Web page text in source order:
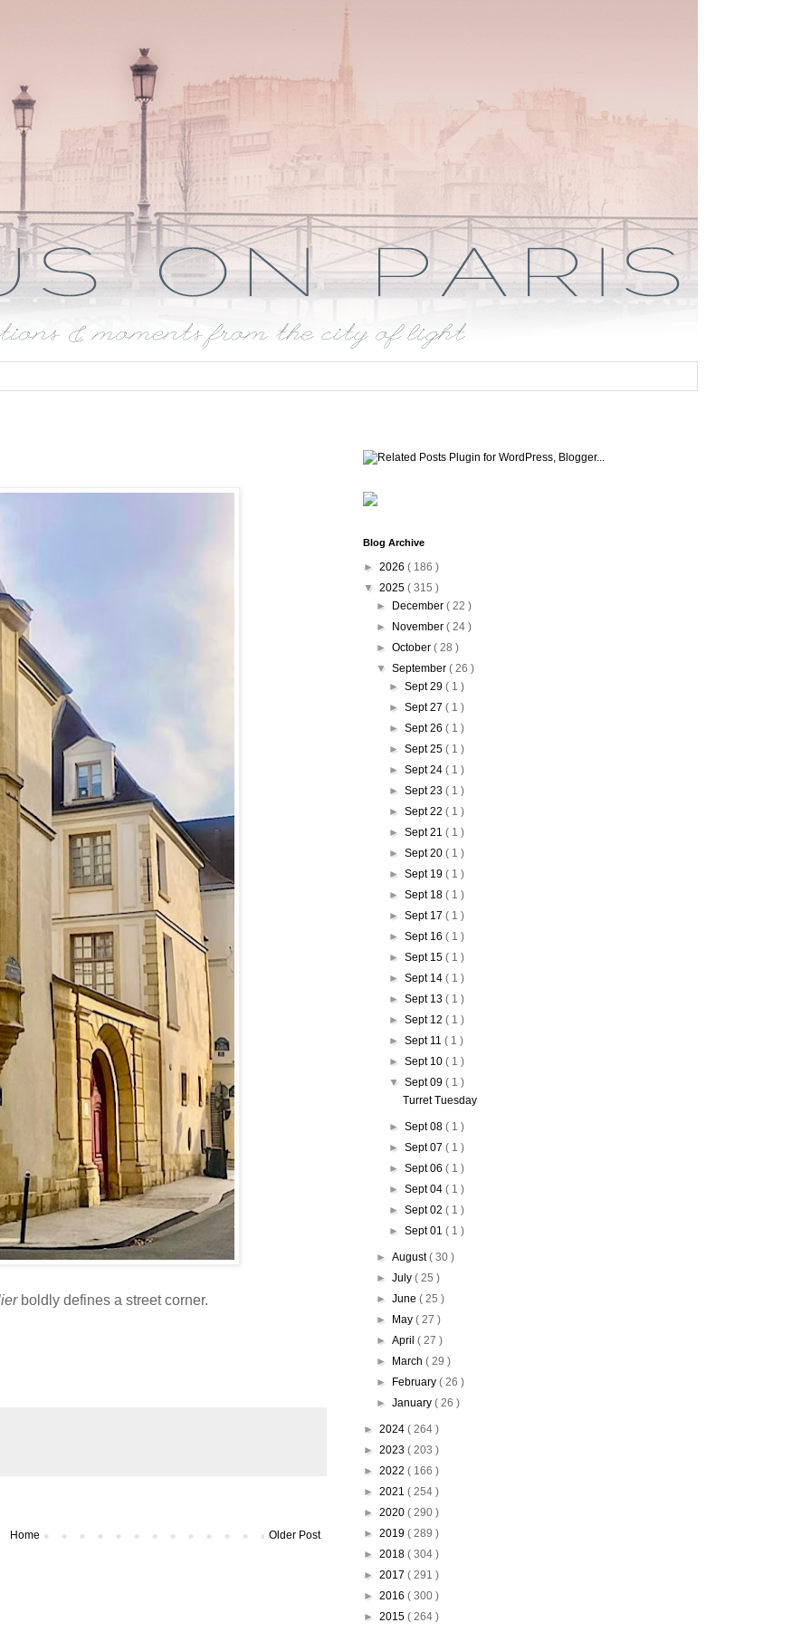
boldly defines a street corner.
Older Post
Home
Blog Archive
► 2026 ( 186 )
▼ 2025 ( 315 )
►
December ( 22 )
►
November ( 24 )
► October ( 28 )
▼ September ( 26 )
►Sept 29( 1 )
►Sept 27( 1 )
►Sept 26( 1 )
►Sept 25( 1 )
►Sept 24( 1 )
►Sept 23( 1 )
►Sept 22( 1 )
►Sept 21( 1 )
►Sept 20( 1 )
►Sept 19( 1 )
►Sept 18( 1 )
►Sept 17( 1 )
►Sept 16( 1 )
►Sept 15( 1 )
►Sept 14( 1 )
►Sept 13( 1 )
►Sept 12( 1 )
►Sept 11( 1 )
►Sept 10( 1 )
▼Sept 09( 1 )
Turret Tuesday
►Sept 08( 1 )
►Sept 07( 1 )
►Sept 06( 1 )
►Sept 04( 1 )
►Sept 02( 1 )
►Sept 01( 1 )
► August( 30 )
► July ( 25 )
► June ( 25 )
►
May ( 27 )
► April ( 27 )
►
March ( 29 )
►
February ( 26 )
► January ( 26 )
► 2024 ( 264 )
► 2023 ( 203 )
► 2022 ( 166 )
► 2021 ( 254 )
► 2020 ( 290 )
► 2019 ( 289 )
► 2018 ( 304 )
► 2017 ( 291 )
► 2016 ( 300 )
► 2015 ( 264 )